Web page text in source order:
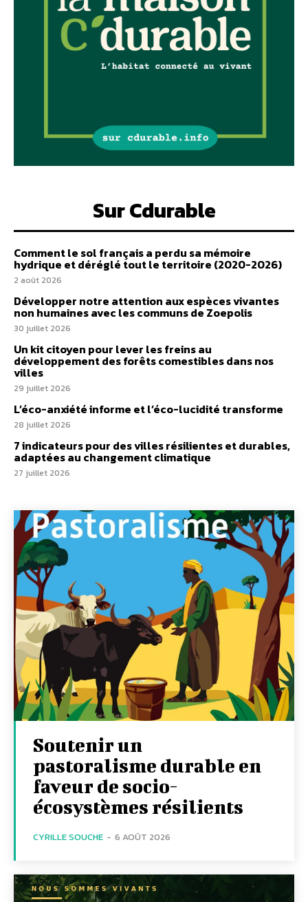
Sur Cdurable
Comment le sol français a perdu sa mémoire
hydrique et déréglé tout le territoire (2020-2026)
2 août 2026
Développer notre attention aux espèces vivantes
non humaines avec les communs de Zoepolis
30 juillet 2026
Un kit citoyen pour lever les freins au
développement des forêts comestibles dans nos
villes
29 juillet 2026
L’éco-anxiété informe et l’éco-lucidité transforme
28 juillet 2026
7 indicateurs pour des villes résilientes et durables,
adaptées au changement climatique
27 juillet 2026
Soutenir un
pastoralisme durable en
faveur de socio-
écosystèmes résilients
CYRILLE SOUCHE - 6 AOÛT 2026